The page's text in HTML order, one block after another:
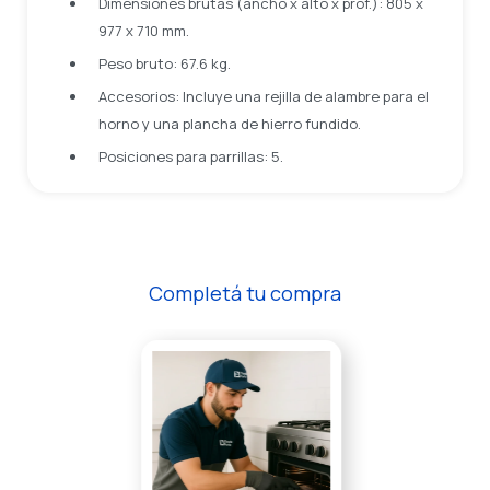
977 x 710 mm.
Peso bruto: 67.6 kg.
Accesorios: Incluye una rejilla de alambre para el
horno y una plancha de hierro fundido.
Posiciones para parrillas: 5.
Completá tu compra